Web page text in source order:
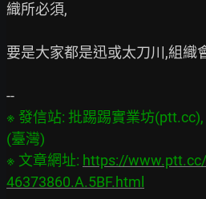
織所必須,
要是大家都是迅或太刀川,組織
※ 發信站: 批踢踢實業坊
(臺灣)
※ 文章網址: https://
46373860.A.5BF.html